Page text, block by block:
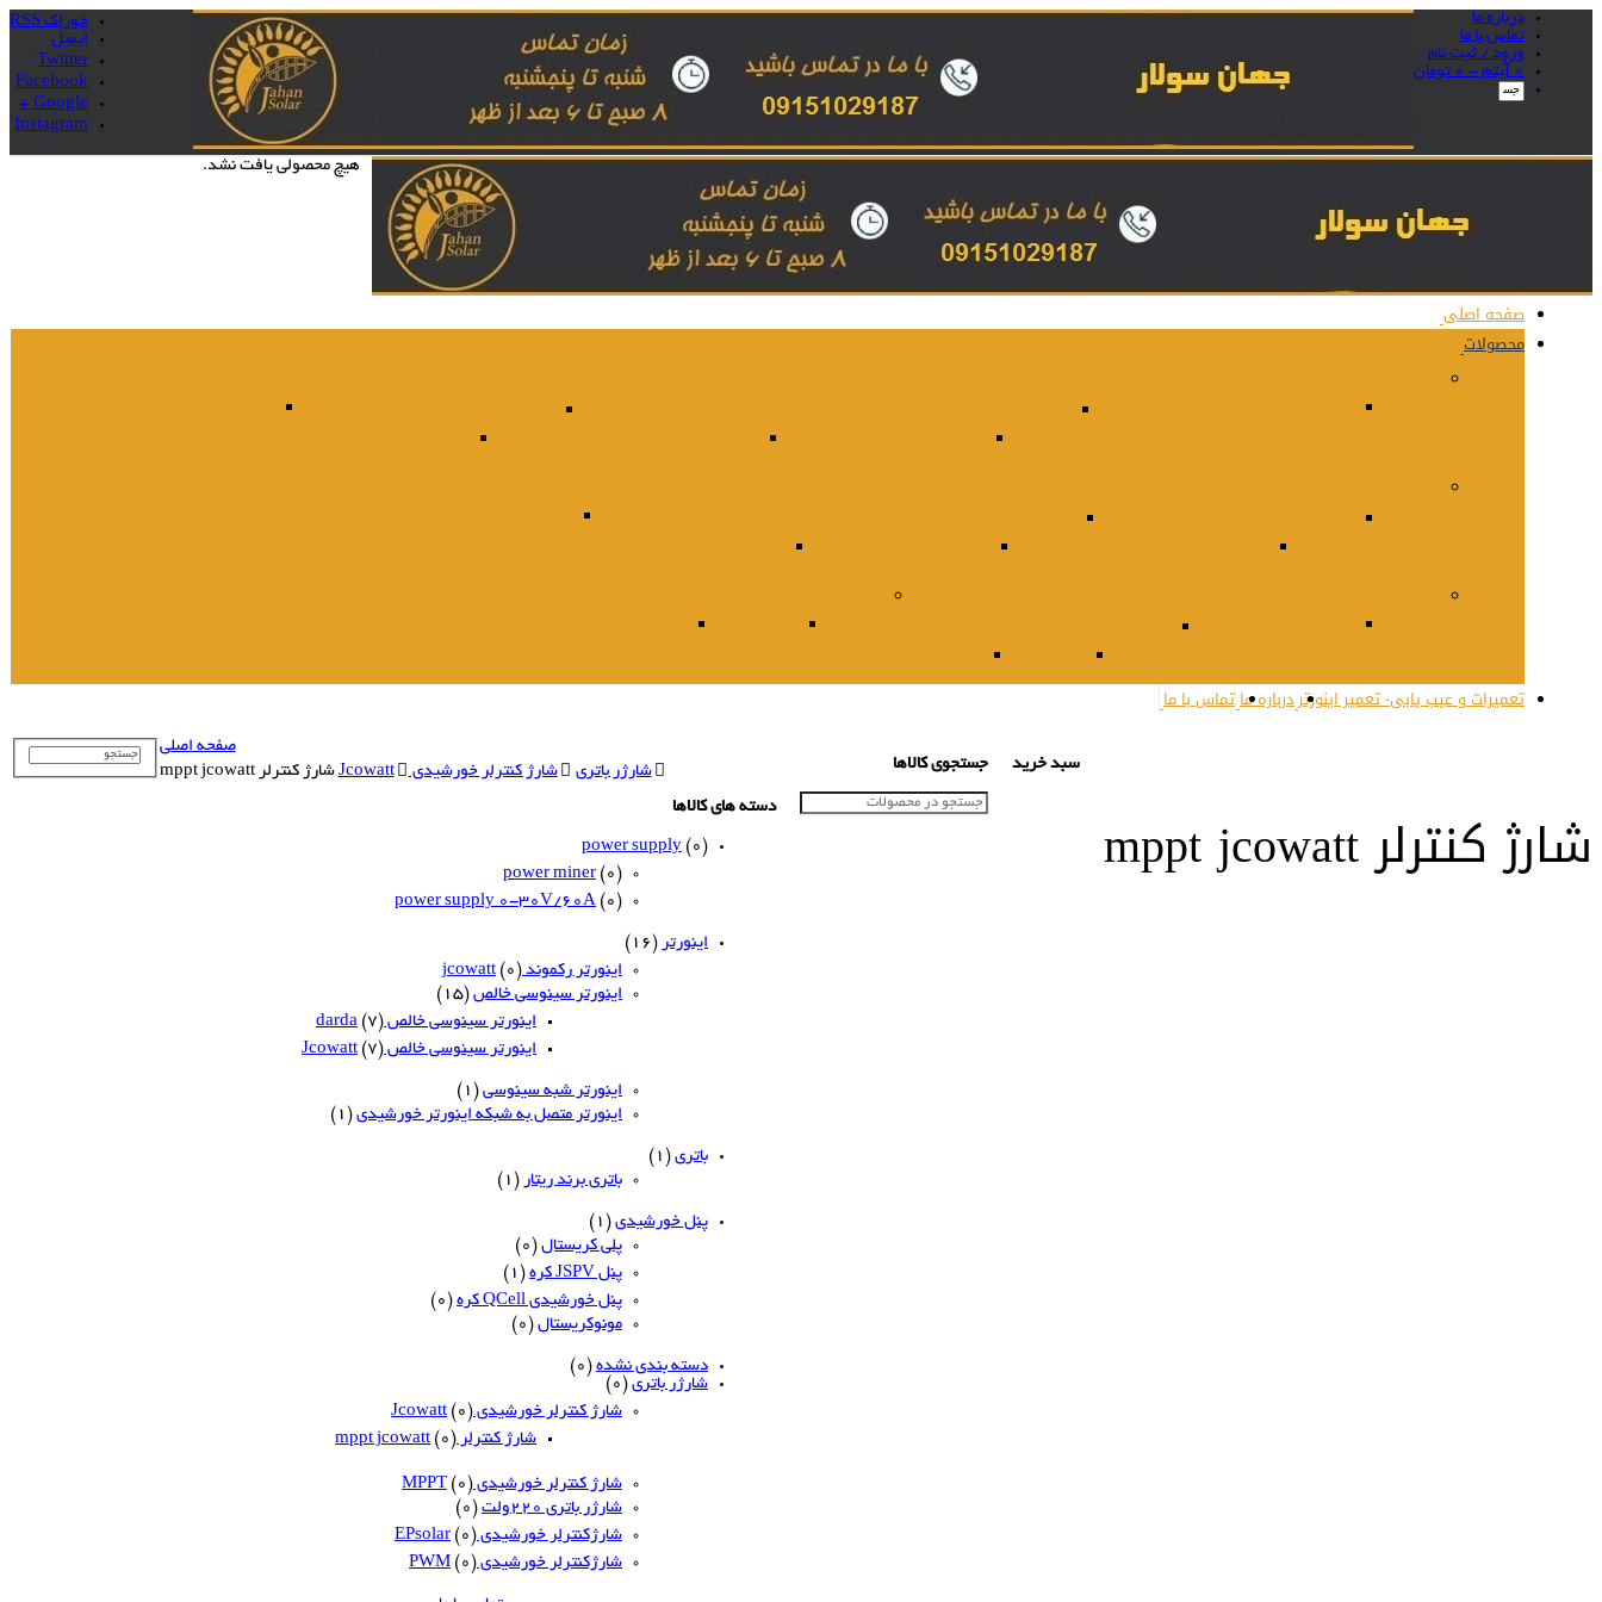
درباره ما
تماس با ما
ورود / ثبت نام
0 آیتم -
0 تومان
خوراک RSS
ایمیل
Twitter
Facebook
Google +
Instagram
صفحه اصلی
محصولات
اینورتر متصل به شبکه اینورتر خورشیدی
مونوکریستال
power miner
تعمیرات و عیب یابی- تعمیر اینورتردرباره ماتماس با ما
شارژ کنترلر mppt jcowatt
صفحه اصلی
شارژر باتری
شارژ کنترلر خورشیدی Jcowatt شارژ کنترلر mppt jcowatt
هیچ محصولی یافت نشد.
سبد خرید جستجوی کالاها
دسته های کالاها
power supply (0)
power miner (0)
power supply 0-30V/60A (0)
اینورتر (16)
اینورتر رکموند jcowatt(0)
اینورتر سینوسی خالص (15)
اینورتر سینوسی خالص darda(7)
اینورتر سینوسی خالص Jcowatt(7)
اینورتر شبه سینوسی (1)
اینورتر متصل به شبکه اینورتر خورشیدی (1)
باتری (1)
باتری برند ریتار (1)
پنل خورشیدی (1)
پلی کریستال (0)
پنل JSPV کره
(1)
پنل خورشیدی QCell کره
(0)
مونوکریستال (0)
دسته بندی نشده (0)
شارژر باتری (0)
شارژ کنترلر خورشیدی Jcowatt(0)
شارژ کنترلر mppt jcowatt(0)
شارژ کنترلر خورشیدی MPPT(0)
شارژر باتری 220ولت
(0)
شارژکنترلر خورشیدی EPsolar(0)
شارژکنترلر خورشیدی PWM(0)